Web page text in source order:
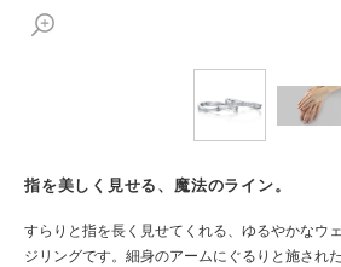
指を美しく見せる、魔法のライン。
すらりと指を長く見せてくれる、ゆるやかなウ
ジリングです。細身のアームにぐるりと施され